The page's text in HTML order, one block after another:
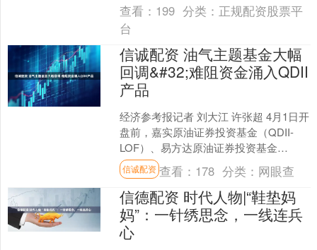
查看： 199 分类： 正规配资股票平
台
信诚配资 油气主题基金大幅
回调&#32;难阻资金涌入QDII
产品
经济参考报记者 刘大江 许张超 4月1日开
盘前，嘉实原油证券投资基金（QDII-
LOF）、易方达原油证券投资基金
（QDII）等4只基金陆续发布公告，提示
二级市场....
信诚配资 查看： 178 分类： 网眼查
信德配资 时代人物|“鞋垫妈
妈”：一针绣思念，一线连兵
心